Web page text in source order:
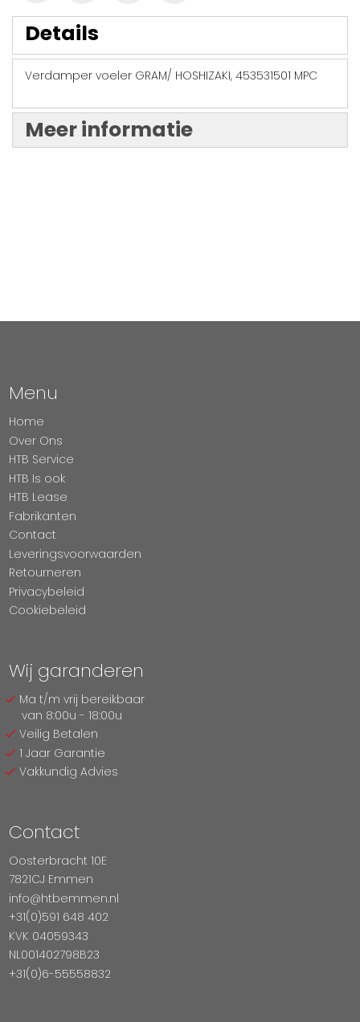
Details
Verdamper voeler GRAM/ HOSHIZAKI, 453531501 MPC
Meer informatie
Menu
Home
Over Ons
HTB Service
HTB Is ook
HTB Lease
Fabrikanten
Contact
Leveringsvoorwaarden
Retourneren
Privacybeleid
Cookiebeleid
Wij garanderen
Ma t/m vrij bereikbaar
van 8:00u - 18:00u
Veilig Betalen
1 Jaar Garantie
Vakkundig Advies
Contact
Oosterbracht 10E
7821CJ Emmen
info@htbemmen.nl
+31(0)591 648 402
KVK 04059343
NL001402798B23
+31(0)6-55558832